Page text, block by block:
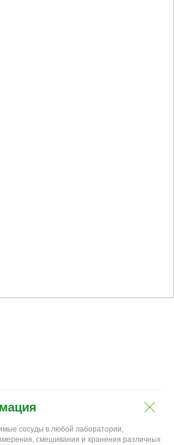
сосуды в любой лаборатории,
смешивания и хранения различных